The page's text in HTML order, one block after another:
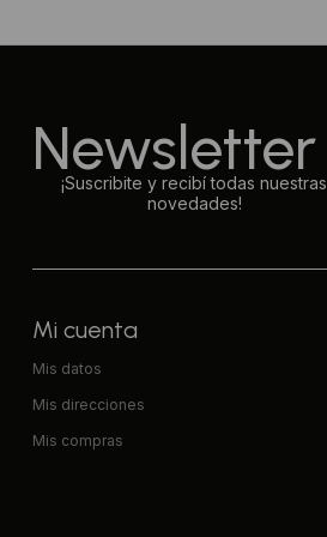
Newsletter
¡Suscribite y recibí todas nuestras
novedades!
Mi cuenta
Mis datos
Mis direcciones
Mis compras